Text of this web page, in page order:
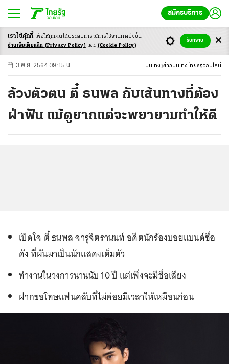
สมัครบริการ
-ก ก ก+
3 พ.ย. 2564 09:15 น. บันเทิง ข่าวบันเทิง ไทยรัฐออนไลน์
ล้วงตัวตน ตี๋ ธนพล กับเส้นทางที่ต้อง
ฝ่าฟัน แม้ดูยากแต่จะพยายามทำให้ดี
เปิดใจ ตี๋ ธนพล จารุจิตรานนท์ อดีตนักร้องบอยแบนด์ชื่อ
ดัง ที่ผันมาเป็นนักแสดงเต็มตัว
ทำงานในวงการนานนับ 10 ปี แต่เพิ่งจะมีชื่อเสียง
ฝากขอโทษแฟนคลับที่ไม่ค่อยมีเวลาให้เหมือนก่อน
เราใช้คุ้กกี้ เพื่อให้ทุกคนได้ประสบการณ์การใช้งานที่ดียิ่งขึ้น
อ่านเพิ่มเติมคลิก (Privacy Policy) และ (Cookie Policy)
รับทราบ